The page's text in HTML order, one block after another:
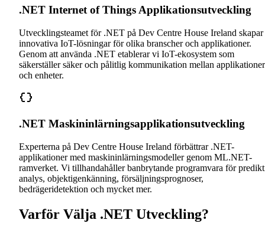
.NET Internet of Things Applikationsutveckling
Utvecklingsteamet för .NET på Dev Centre House Ireland skapar
innovativa IoT-lösningar för olika branscher och applikationer.
Genom att använda .NET etablerar vi IoT-ekosystem som
säkerställer säker och pålitlig kommunikation mellan applikationer
och enheter.
.NET Maskininlärningsapplikationsutveckling
Experterna på Dev Centre House Ireland förbättrar .NET-
applikationer med maskininlärningsmodeller genom ML.NET-
ramverket. Vi tillhandahåller banbrytande programvara för
analys, objektigenkänning, försäljningsprognoser,
bedrägeridetektion och mycket mer.
Varför Välja .NET Utveckling?